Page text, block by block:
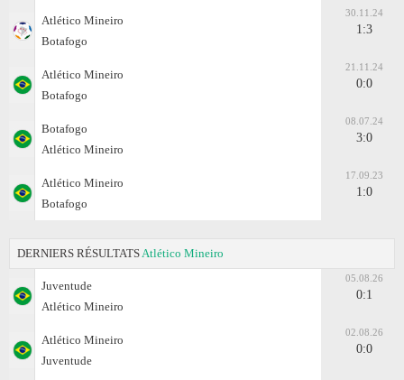
Atlético Mineiro
Botafogo
30.11.24
1:3
Atlético Mineiro
Botafogo
21.11.24
0:0
Botafogo
Atlético Mineiro
08.07.24
3:0
Atlético Mineiro
Botafogo
17.09.23
1:0
DERNIERS RÉSULTATS Atlético Mineiro
Juventude
Atlético Mineiro
05.08.26
0:1
Atlético Mineiro
Juventude
02.08.26
0:0